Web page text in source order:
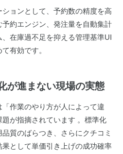
ョンとして、予約数の精度を高
約エンジン、発注量を自動集計
在庫過不足を抑える管理基準UI
有効です。
が進まない現場の実態
作業のやり方が人によって違
が指摘されています 。標準化
質のばらつき、さらにクチコミ
として単価引き上げの成功確率